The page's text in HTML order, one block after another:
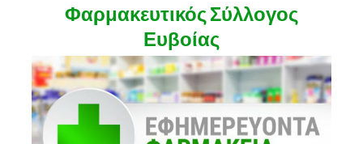
Φαρμακευτικός Σύλλογος
Ευβοίας